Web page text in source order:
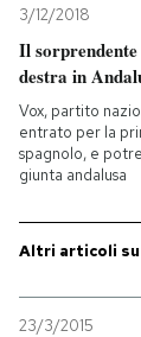
I MIEI
3/12/2018
Il
destra in
Vox, partito
entrato per la
spagnolo, e
giunta andalusa
Altri articoli
23/3/2015